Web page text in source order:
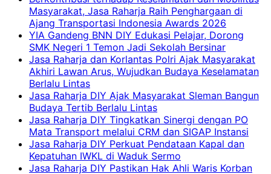
Masyarakat, Jasa Raharja Raih Penghargaan di
Ajang Transportasi Indonesia Awards 2026
YIA Gandeng BNN DIY Edukasi Pelajar, Dorong
SMK Negeri 1 Temon Jadi Sekolah Bersinar
Jasa Raharja dan Korlantas Polri Ajak Masyarakat
Akhiri Lawan Arus, Wujudkan Budaya Keselamatan
Berlalu Lintas
Jasa Raharja DIY Ajak Masyarakat Sleman Bangun
Budaya Tertib Berlalu Lintas
Jasa Raharja DIY Tingkatkan Sinergi dengan PO
Mata Transport melalui CRM dan SIGAP Instansi
Jasa Raharja DIY Perkuat Pendataan Kapal dan
Kepatuhan IWKL di Waduk Sermo
Jasa Raharja DIY Pastikan Hak Ahli Waris Korban